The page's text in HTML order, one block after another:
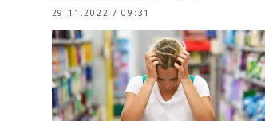
29.11.2022 / 09:31